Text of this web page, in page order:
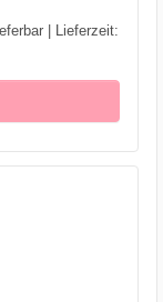
| Lieferzeit: